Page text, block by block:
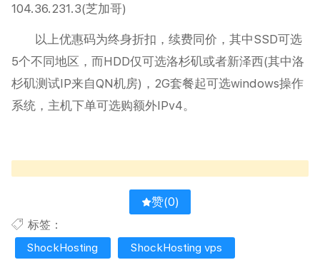
104.36.231.3(芝加哥)
以上优惠码为终身折扣，续费同价，其中SSD可选
5个不同地区，而HDD仅可选洛杉矶或者新泽西(其中洛
杉矶测试IP来自QN机房)，2G套餐起可选windows操作
系统，主机下单可选购额外IPv4。
赞(0)
标签：
ShockHosting
ShockHosting vps